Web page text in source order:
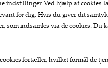
indstillinger. Ved hjælp af cookies
for dig. Hvis du giver dit
som indsamles via de cookies. Du
fortæller, hvilket formål de
Kundeservice.